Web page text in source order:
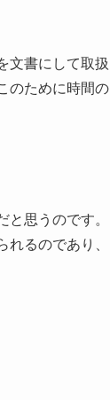
文書にして取扱
のために時間の
思うのです。
るのであり、